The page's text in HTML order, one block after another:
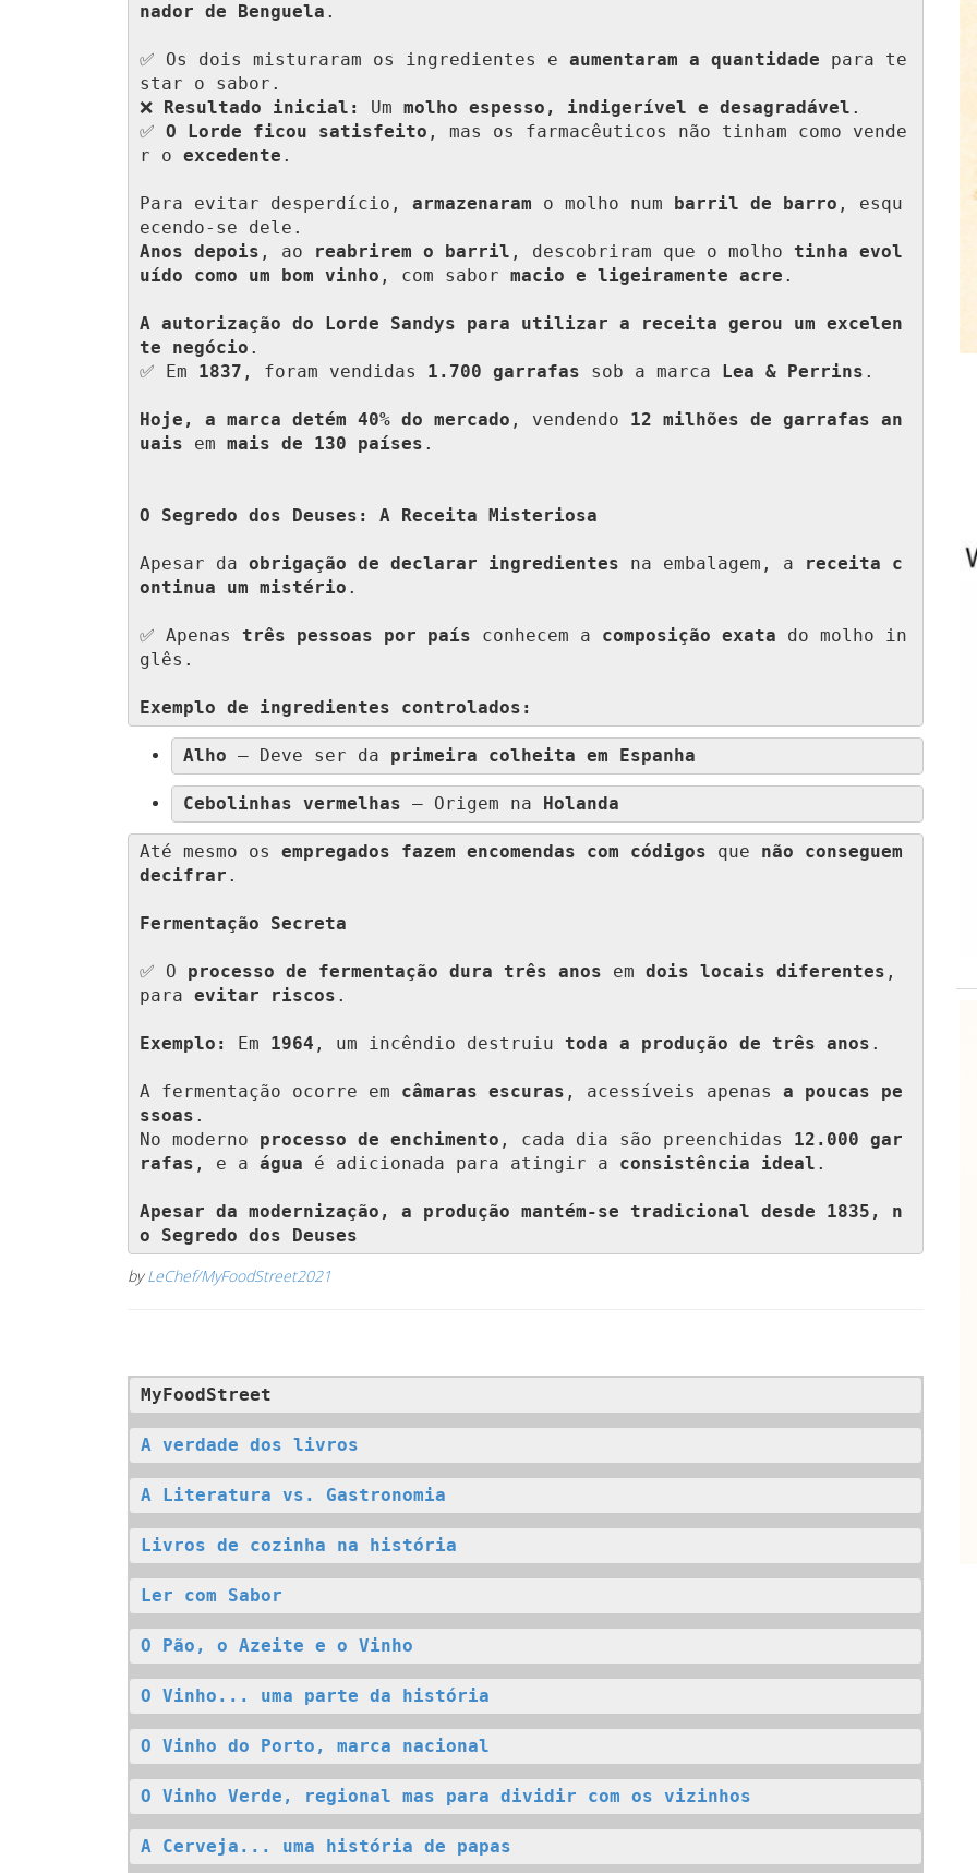
nador de Benguela .
✅ Os dois misturaram os ingredientes e aumentaram a quantidade para te
star o sabor.
❌
Resultado inicial: Um molho espesso, indigerível e desagradável .
✅ O Lorde ficou satisfeito , mas os farmacêuticos não tinham como vende
r o excedente .
Para evitar desperdício, armazenaram o molho num barril de barro , esqu
Anos depois , ao reabrirem o barril , descobriram que o molho tinha evol
uído como um bom vinho , com sabor macio e ligeiramente acre .
A autorização do Lorde Sandys para utilizar a receita gerou um excelen
te negócio .
✅ Em 1837 , foram vendidas 1.700 garrafas sob a marca Lea & Perrins .
Hoje, a marca detém 40% do mercado , vendendo 12 milhões de garrafas an
uais em mais de 130 países .
O Segredo dos Deuses: A Receita Misteriosa
Apesar da obrigação de declarar ingredientes na embalagem, a
receita c
ontinua um mistério .
✅ Apenas três pessoas por país conhecem a composição exata do molho in
glês.
Exemplo de ingredientes controlados:
Alho – Deve ser da primeira colheita em Espanha
Cebolinhas vermelhas – Origem na Holanda
Até mesmo os empregados fazem encomendas com códigos que não conseguem
decifrar .
Fermentação Secreta
✅ O processo de fermentação dura três anos em dois locais diferentes ,
para evitar riscos .
Exemplo: Em 1964 , um incêndio destruiu toda a produção de três anos .
A fermentação ocorre em câmaras escuras , acessíveis apenas a poucas pe
ssoas .
No moderno processo de enchimento , cada dia são preenchidas 12.000 gar
rafas , e a água é adicionada para atingir a consistência ideal .
Apesar da modernização, a produção mantém-se tradicional desde 1835, n
o Segredo dos Deuses
byLeChef/MyFoodStreet2021
MyFoodStreet
A verdade dos livros
A Literatura vs. Gastronomia
Livros de cozinha na história
Ler com Sabor
O Pão, o Azeite e o Vinho
O Vinho... uma parte da história
O Vinho do Porto, marca nacional
O Vinho Verde, regional mas para dividir com os vizinhos
A Cerveja... uma história de papas